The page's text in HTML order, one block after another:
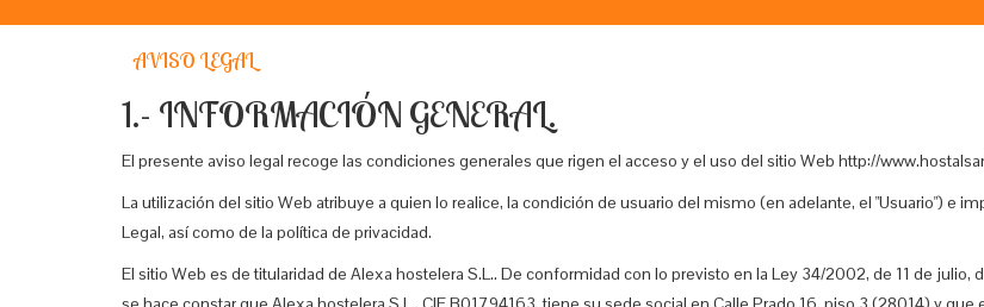
AVISO LEGAL
1.- INFORMACIÓN GENERAL.
El presente aviso legal recoge las condiciones generales que rigen el acceso y el uso del sitio Web http://
La utilización del sitio Web atribuye a quien lo realice, la condición de usuario del mismo (en adelante, el "Usuario") e
Legal, así como de la política de privacidad.
El sitio Web es de titularidad de Alexa hostelera S.L.. De conformidad con lo previsto en la Ley 34/2002, de 11 de